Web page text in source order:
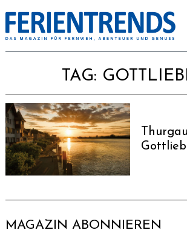
TAG:
MAGAZIN ABONNIEREN